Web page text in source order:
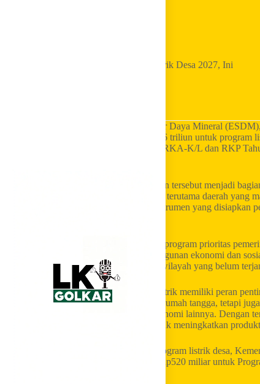
Bahlil Siapkan Rp9,746 Triliun untuk Listrik Desa 2027, Ini
– Menteri Energi dan Sumber Daya Mineral
mengalokasikan anggaran sebesar Rp9,746 triliun untuk
ungkapkan dalam Rapat Kerja Penetapan RKA-K/L dan RKP
Menurut Bahlil Lahadalia, alokasi anggaran tersebut menjadi
masyarakat di berbagai wilayah Indonesia, terutama daerah yang
Program listrik desa menjadi salah satu instrumen yang
Program listrik desa merupakan salah satu program prioritas
akses listrik sekaligus mendukung pembangunan ekonomi dan
menghadirkan jaringan listrik ke wilayah-wilayah yang belum
Bahlil Lahadalia menilai akses terhadap listrik memiliki peran
listrik tidak hanya mendukung kebutuhan rumah tangga, tetapi
kesehatan, usaha mikro, serta aktivitas ekonomi lainnya. Dengan
memperoleh peluang yang lebih besar untuk meningkatkan
Selain mengalokasikan anggaran untuk program listrik desa,
menyiapkan dukungan anggaran sebesar Rp520 miliar untuk